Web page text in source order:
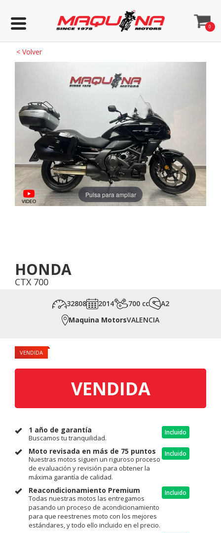
0
< Volver
Pulsa para ampliar
HONDA
CTX 700
32808 2014 700 cc
A2
Maquina MotorsVALENCIA
VENDIDA
VENDIDA
1 año de garantía
Buscamos tu tranquilidad.
Incluido
Moto revisada en más de 75 puntos
Nuestras motos siguen un riguroso proceso
de evaluación y revisión para obtener la
máxima garantía de calidad.
Incluido
Reacondicionamiento Premium
Todas nuestras motos las entregamos
pasando un proceso de acondicionamiento
para que reestrenes moto con los mejores
estándares, y todo ello incluido en el precio.
Incluido